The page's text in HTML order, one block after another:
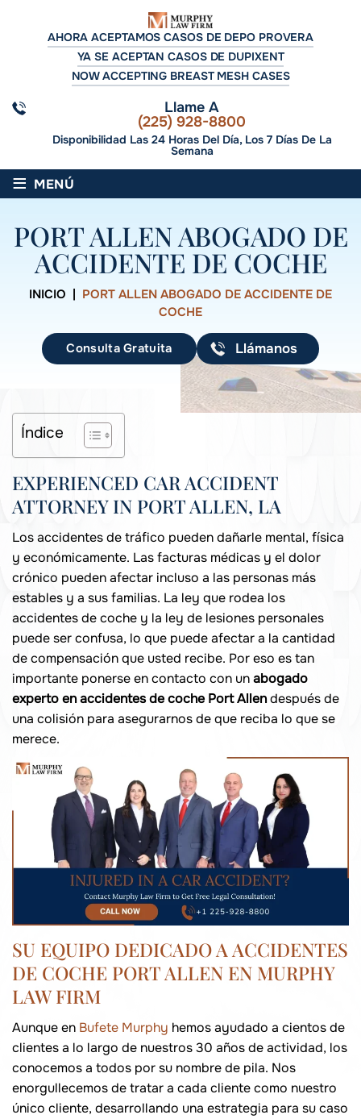
AHORA ACEPTAMOS CASOS DE DEPO PROVERA
YA SE ACEPTAN CASOS DE DUPIXENT
NOW ACCEPTING BREAST MESH CASES
Llame A
(225) 928-8800
Disponibilidad Las 24 Horas Del Día, Los 7 Días De La
Semana
≡ MENÚ
PORT ALLEN ABOGADO DE
ACCIDENTE DE COCHE
INICIO
PORT ALLEN ABOGADO DE ACCIDENTE DE
COCHE
Consulta Gratuita Llámanos
Índice
EXPERIENCED CAR ACCIDENT
ATTORNEY IN PORT ALLEN, LA
Los accidentes de tráfico pueden dañarle mental, física
y económicamente. Las facturas médicas y el dolor
crónico pueden afectar incluso a las personas más
estables y a sus familias. La ley que rodea los
accidentes de coche y la ley de lesiones personales
puede ser confusa, lo que puede afectar a la cantidad
de compensación que usted recibe. Por eso es tan
importante ponerse en contacto con unabogado
experto en accidentes de coche Port Allendespués de
una colisión para asegurarnos de que reciba lo que se
merece.
SU EQUIPO DEDICADO A ACCIDENTES
DE COCHE PORT ALLEN EN MURPHY
LAW FIRM
Aunque en Bufete Murphy hemos ayudado a cientos de
clientes a lo largo de nuestros 30 años de actividad, los
conocemos a todos por su nombre de pila. Nos
enorgullecemos de tratar a cada cliente como nuestro
único cliente, desarrollando una estrategia para su caso